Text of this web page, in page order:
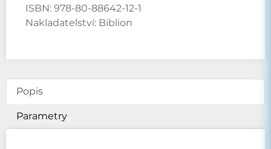
ISBN: 978-80-88642-12-1
Nakladatelství: Biblion
Popis
Parametry